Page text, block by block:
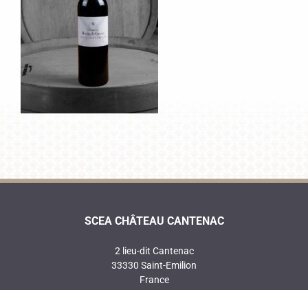
SCEA CHÂTEAU CANTENAC
2 lieu-dit Cantenac
33330 Saint-Emilion
France